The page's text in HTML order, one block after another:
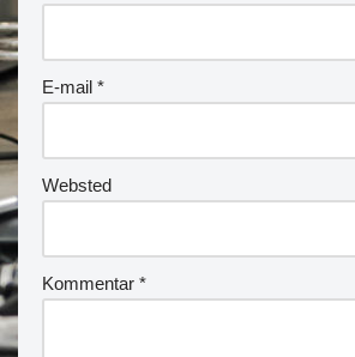
E-mail *
Websted
Kommentar *